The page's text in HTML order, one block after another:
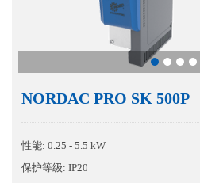
NORDAC PRO SK 500P
性能: 0.25 - 5.5 kW
保护等级: IP20